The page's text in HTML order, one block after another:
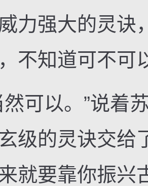
力强大的灵诀
不知道可不可
以。”说着苏
级的灵诀交给
就要靠你振兴